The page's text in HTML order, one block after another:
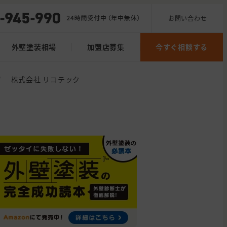
お問い合わせ
外壁塗装相場 加盟店募集 今すぐ相談する
株式会社 リコテック